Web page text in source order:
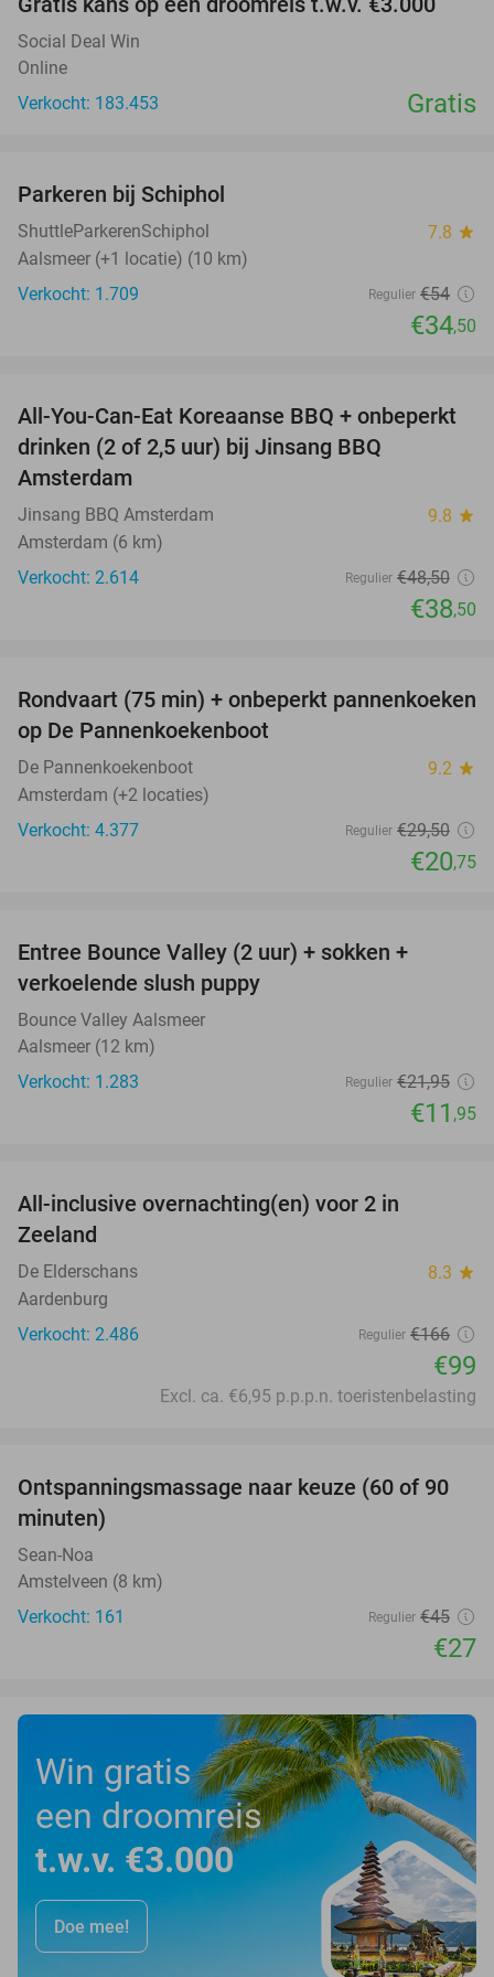
Social Deal Win
Online
Verkocht: 183.453
Gratis
Parkeren bij Schiphol
ShuttleParkerenSchiphol 7.8 star
Aalsmeer (+1 locatie) (10 km)
Verkocht: 1.709
Regulier €54
€34,50
21%
All-You-Can-Eat Koreaanse BBQ + onbeperkt
drinken (2 of 2,5 uur) bij Jinsang BBQ
Amsterdam
Jinsang BBQ Amsterdam 9.8 star
Amsterdam (6 km)
Verkocht: 2.614
Regulier €48,50
€38,50
30%
Rondvaart (75 min) + onbeperkt pannenkoeken
op De Pannenkoekenboot
De Pannenkoekenboot 9.2 star
Amsterdam (+2 locaties)
Verkocht: 4.377
Regulier €29,50
€20,75
Entree Bounce Valley (2 uur) + sokken +
verkoelende slush puppy
Bounce Valley Aalsmeer
Aalsmeer (12 km)
Verkocht: 1.283
Regulier €21,95
€11 ,95
All-inclusive overnachting(en) voor 2 in
Zeeland
De Elderschans 8.3 star
Aardenburg
Verkocht: 2.486
Regulier €166
€99
Excl. ca. €6,95 p.p.p.n. toeristenbelasting
40%
Ontspanningsmassage naar keuze (60 of 90
minuten)
Sean-Noa
Amstelveen (8 km)
Verkocht: 161
Regulier €45
€27
Win gratis
een droomreis
t.w.v. €3.000
Doe mee!